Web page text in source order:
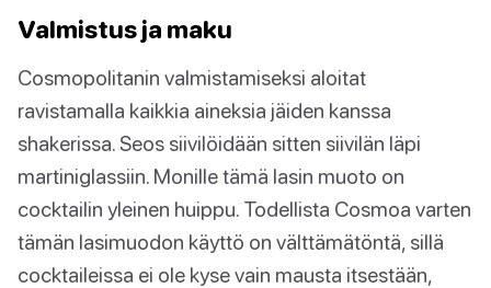
Valmistus ja maku
Cosmopolitanin valmistamiseksi aloitat
ravistamalla kaikkia aineksia jäiden kanssa
shakerissa. Seos siivilöidään sitten siivilän läpi
martiniglassiin. Monille tämä lasin muoto on
cocktailin yleinen huippu. Todellista Cosmoa varten
tämän lasimuodon käyttö on välttämätöntä, sillä
cocktaileissa ei ole kyse vain mausta itsestään,